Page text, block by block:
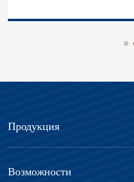
Продукция
Возможности